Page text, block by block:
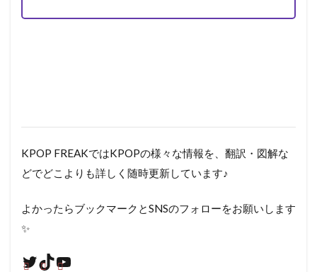
KPOP FREAKではKPOPの様々な情報を、翻訳・図解な
どでどこよりも詳しく随時更新しています♪
よかったらブックマークとSNSのフォローをお願いします
✨
Twitter
TikTok
YouTube